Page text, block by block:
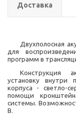
Доставка
Двухполосная
для
программ в
Конструкция
установку
корпуса - светло-
помощи
системы.
В.